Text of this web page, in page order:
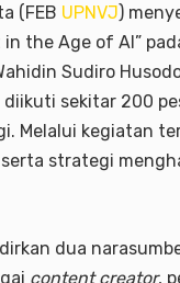
(FEB UPNVJ)
in the Age of AI”
Sudiro
sekitar 200
Melalui kegiatan
strategi
dua
content creator,